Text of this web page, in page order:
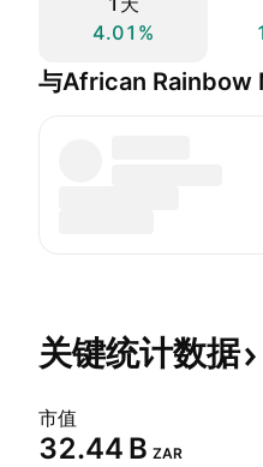
4.01%
与African Rainbow
关键统计数据
市值
‪32.44 B‬ ZAR